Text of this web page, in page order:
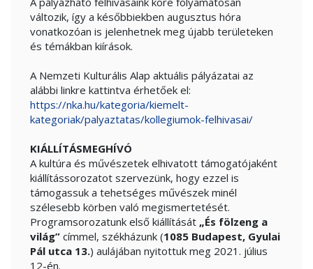
változik, így a későbbiekben augusztus hóra
vonatkozóan is jelenhetnek meg újabb területeken
és témákban kiírások.
A Nemzeti Kulturális Alap aktuális pályázatai az
alábbi linkre kattintva érhetőek el:
https://nka.hu/kategoria/kiemelt-
kategoriak/palyaztatas/kollegiumok-felhivasai/
KIÁLLÍTÁSMEGHÍVÓ
A kultúra és művészetek elhivatott támogatójaként
kiállítássorozatot szervezünk, hogy ezzel is
támogassuk a tehetséges művészek minél
szélesebb körben való megismertetését.
Programsorozatunk első kiállítását „És fölzeng a
világ” címmel, székházunk (1085 Budapest, Gyulai
Pál utca 13.) aulájában nyitottuk meg 2021. július
12-én.